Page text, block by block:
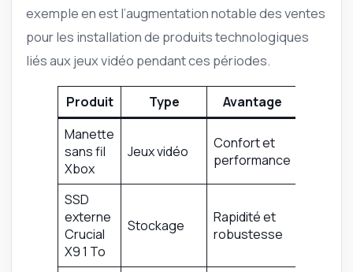
exemple en est l’augmentation notable des ventes
pour les installation de produits technologiques
liés aux jeux vidéo pendant ces périodes.
Produit Type
Avantage
Manette
sans fil
Xbox
Jeux vidéo
Confort et
performance
SSD
externe
Crucial
X9 1 To
Stockage
Rapidité et
robustesse